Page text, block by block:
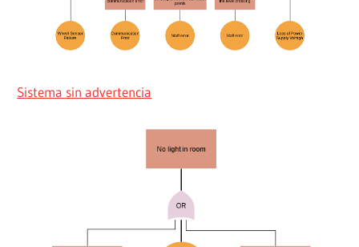
Sistema sin advertencia